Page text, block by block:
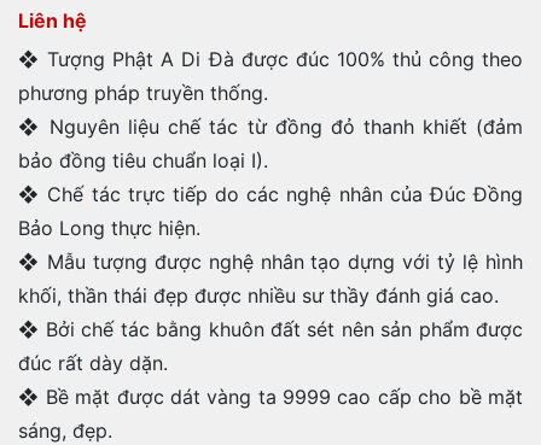
Liên hệ
❖ Tượng Phật A Di Đà được đúc 100% thủ công theo
phương pháp truyền thống.
❖ Nguyên liệu chế tác từ đồng đỏ thanh khiết (đảm
bảo đồng tiêu chuẩn loại I).
❖ Chế tác trực tiếp do các nghệ nhân của Đúc Đồng
Bảo Long thực hiện.
❖ Mẫu tượng được nghệ nhân tạo dựng với tỷ lệ hình
khối, thần thái đẹp được nhiều sư thầy đánh giá cao.
❖ Bởi chế tác bằng khuôn đất sét nên sản phẩm được
đúc rất dày dặn.
❖ Bề mặt được dát vàng ta 9999 cao cấp cho bề mặt
sáng, đẹp.